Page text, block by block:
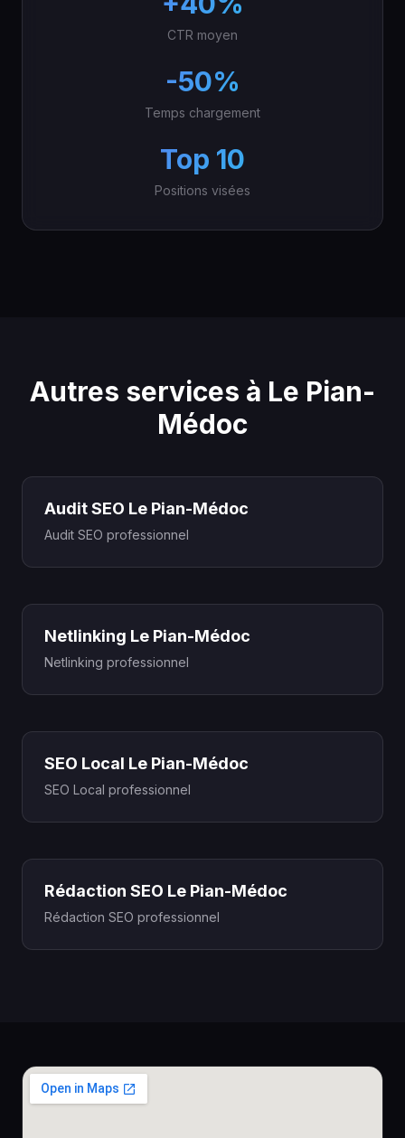
CTR moyen
-50%
Temps chargement
Top 10
Positions visées
Autres services à Le Pian-
Médoc
Audit SEO Le Pian-Médoc
Audit SEO professionnel
Netlinking Le Pian-Médoc
Netlinking professionnel
SEO Local Le Pian-Médoc
SEO Local professionnel
Rédaction SEO Le Pian-Médoc
Rédaction SEO professionnel